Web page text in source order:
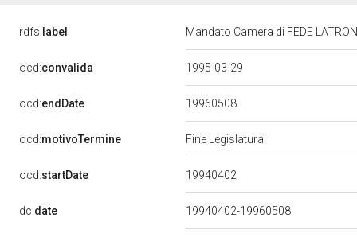
rdfs: label Mandato Camera di FEDE
ocd:convalida 1995-03-29
ocd:endDate 19960508
ocd:motivoTermine Fine Legislatura
ocd:startDate 19940402
dc:date 19940402-19960508